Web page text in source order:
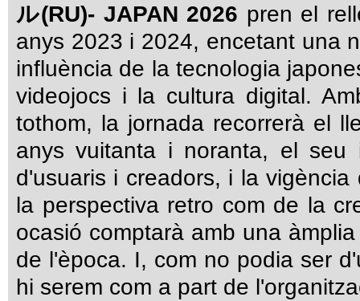
ル(RU)- JAPAN 2026 pren el
anys 2023 i 2024, encetant una
influència de la tecnologia
videojocs i la cultura digital.
tothom, la jornada recorrerà el
anys vuitanta i noranta, el seu
d'usuaris i creadors, i la
la perspectiva retro com de la
ocasió comptarà amb una
de l'època. I, com no podia ser
hi serem com a part de